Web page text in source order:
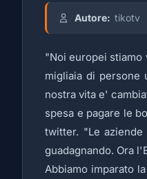
Autore: tikotv
"Noi europei stiamo
migliaia di persone
nostra vita e'
spesa e pagare le
twitter. "Le
guadagnando. Ora
Abbiamo imparato